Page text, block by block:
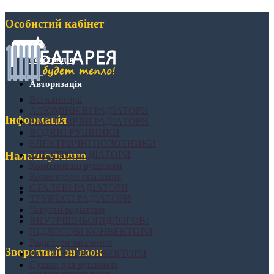
Особистий кабінет
Реєстрація
Авторизація
Інформація
Налаштування
Зворотний зв'язок
БІМЕТАЛІЧНІ РАДІАТОРИ
ЕЛЕКТРО РАДІАТОРИ
Комбіновані рушники
НАСТІННІ КОНВЕКТОРИ